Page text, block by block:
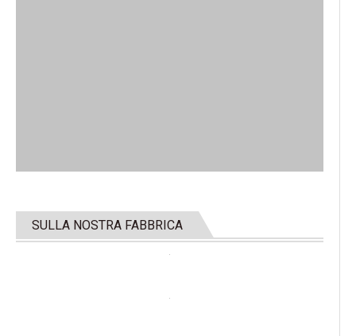
SULLA NOSTRA FABBRICA